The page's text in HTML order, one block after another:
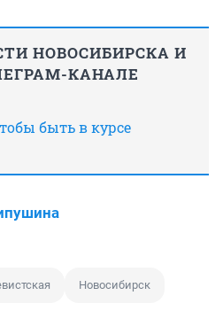
НОВОСИБИРСКА И
КАНАЛЕ
быть в курсе
Новосибирск